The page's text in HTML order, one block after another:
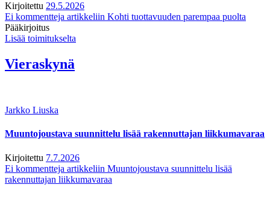
Kirjoitettu 29.5.2026
Ei kommentteja artikkeliin Kohti tuottavuuden parempaa puolta
Pääkirjoitus
Lisää toimitukselta
Vieraskynä
Jarkko Liuska
Muuntojoustava suunnittelu lisää rakennuttajan liikkumavaraa
Kirjoitettu 7.7.2026
Ei kommentteja artikkeliin Muuntojoustava suunnittelu lisää
rakennuttajan liikkumavaraa